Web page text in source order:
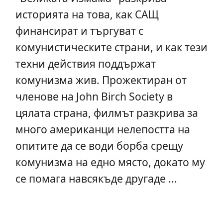
историята на това, как САЩ
финансират и търгуват с
комунистическите страни, и как тези
техни действия поддържат
комунизма жив. Прожектиран от
членове на John Birch Society в
цялата страна, филмът разкрива за
много американци нелепостта на
опитите да се води борба срещу
комунизма на едно място, докато му
се помага навсякъде другаде ...